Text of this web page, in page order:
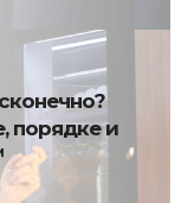
порядке и